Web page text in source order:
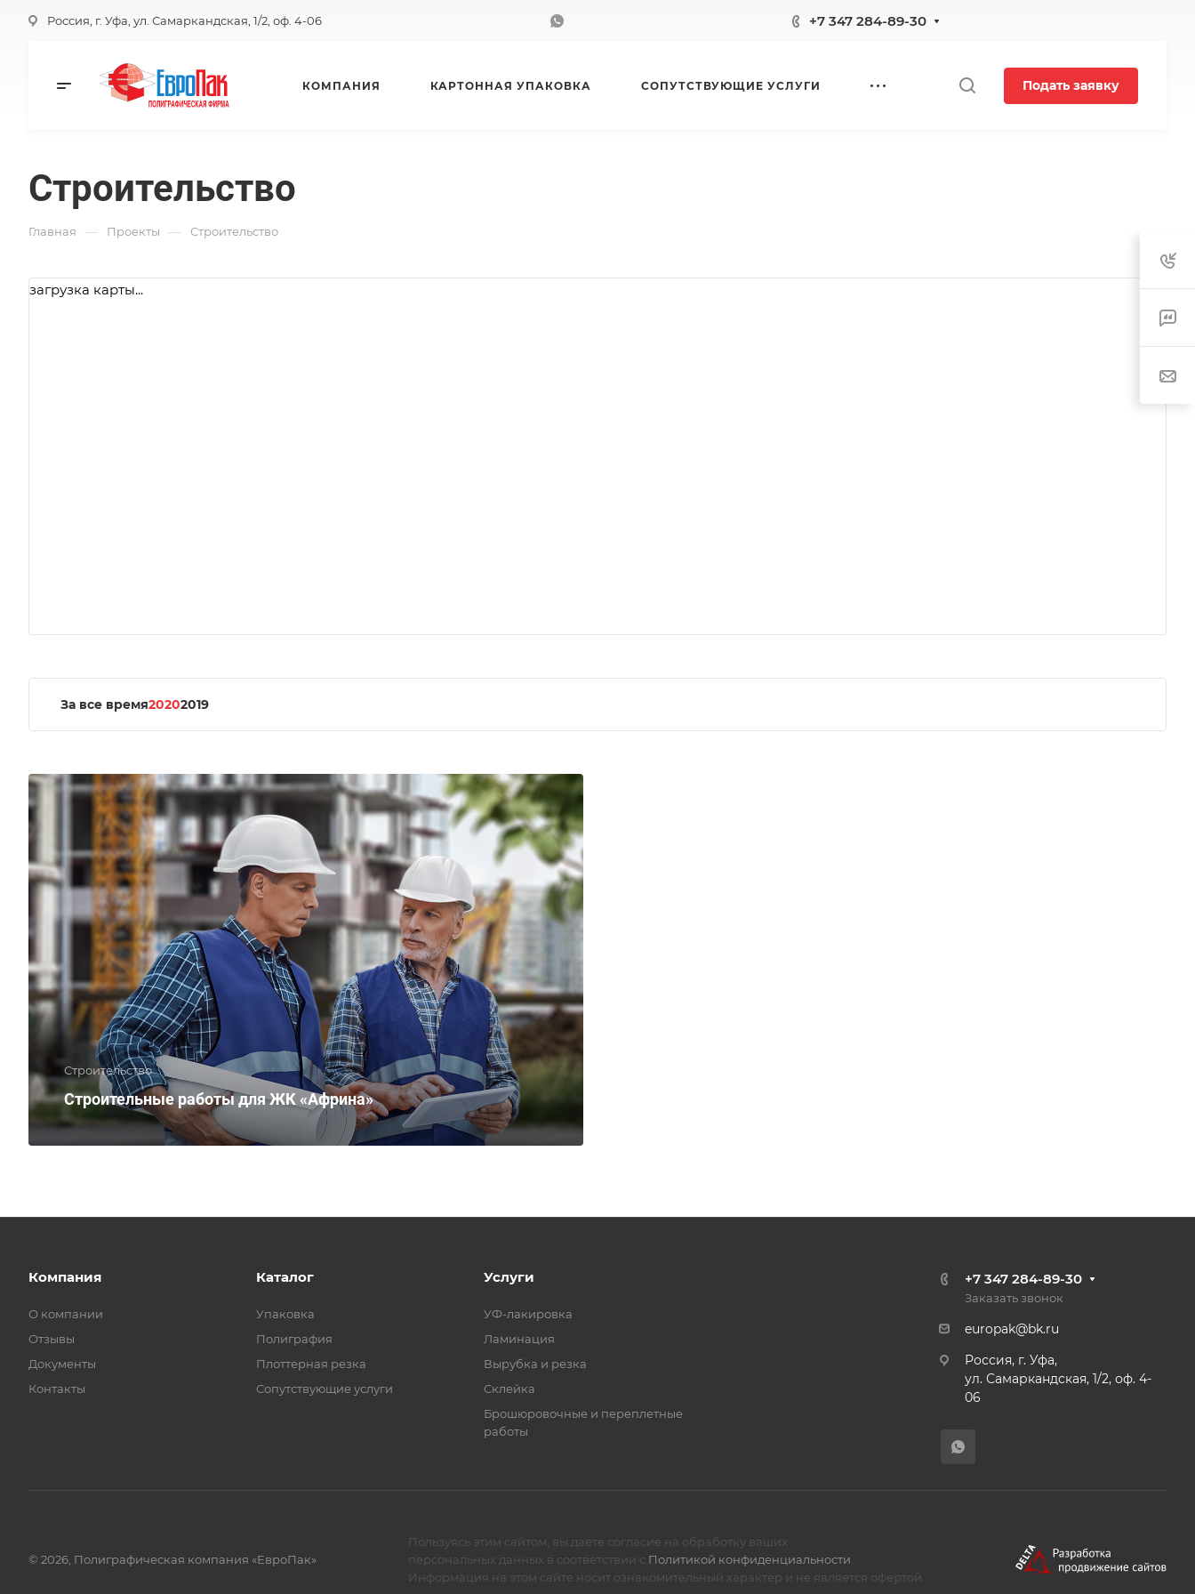
Россия, г. Уфа, ул. Самаркандская, 1/2, оф. 4-06 +7 347 284-89-30
КОМПАНИЯ КАРТОННАЯ УПАКОВКА СОПУТСТВУЮЩИЕ УСЛУГИ Подать заявку
Строительство
Главная — Проекты — Строительство
загрузка карты...
За все время20202019
Строительство
Строительные работы для ЖК «Африна»
Компания
О компании
Отзывы
Документы
Контакты
Каталог
Упаковка
Полиграфия
Плоттерная резка
Сопутствующие услуги
Услуги
УФ-лакировка
Ламинация
Вырубка и резка
Склейка
Брошюровочные и переплетные
работы
+7 347 284-89-30
Заказать звонок
europak@bk.ru
Россия, г. Уфа,
ул. Самаркандская, 1/2, оф. 4-
06
© 2026, Полиграфическая компания «ЕвроПак»
Пользуясь этим сайтом, вы даете согласие на обработку ваших
персональных данных в соответствии с Политикой конфиденциальности
Информация на этом сайте носит ознакомительный характер и не является офертой.